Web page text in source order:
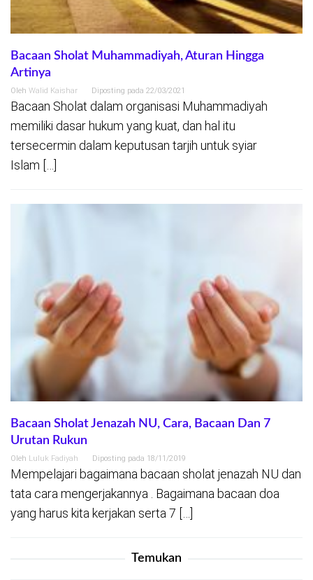
Bacaan Sholat Muhammadiyah, Aturan Hingga
Artinya
Oleh Walid Kaishar Diposting pada 22/03/2021
Bacaan Sholat dalam organisasi Muhammadiyah
memiliki dasar hukum yang kuat, dan hal itu
tersecermin dalam keputusan tarjih untuk syiar
Islam […]
Bacaan Sholat Jenazah NU, Cara, Bacaan Dan 7
Urutan Rukun
Oleh Luluk Fadiyah Diposting pada 18/11/2019
Mempelajari bagaimana bacaan sholat jenazah NU dan
tata cara mengerjakannya . Bagaimana bacaan doa
yang harus kita kerjakan serta 7 […]
Temukan